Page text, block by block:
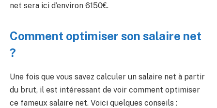
net sera ici d’environ 6150€.
Comment optimiser son salaire net
?
Une fois que vous savez calculer un salaire net à partir
du brut, il est intéressant de voir comment optimiser
ce fameux salaire net. Voici quelques conseils :